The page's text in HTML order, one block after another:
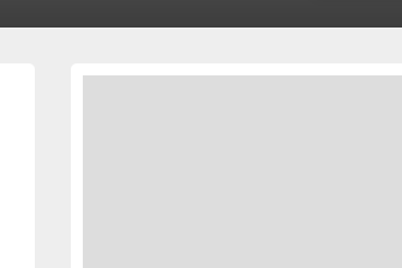
Primary